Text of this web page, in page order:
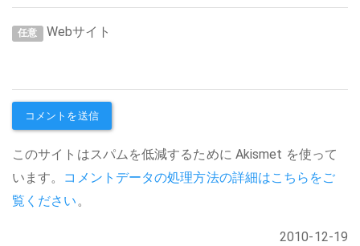
任意 Webサイト
このサイトはスパムを低減するために Akismet を使って
います。 コメントデータの処理方法の詳細はこちらをご
覧ください。
2010-12-19